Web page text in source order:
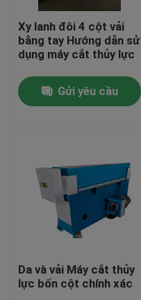
Nhà
Về chúng tôi
Tham quan nhà máy
Kiểm soát chất lượng
Xy lanh đôi 4 cột vải
bằng tay Hướng dẫn sử
dụng máy cắt thủy lực
Gửi yêu cầu
Da và vải Máy cắt thủy
lực bốn cột chính xác